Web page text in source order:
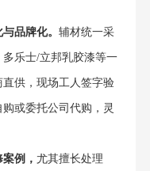
品牌化。 辅材统一采
乐士/立邦乳胶漆等一
供，现场工人签字验
或委托公司代购，灵
例， 尤其擅长处理